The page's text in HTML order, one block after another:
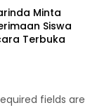
Minta
Siswa
Terbuka
fields are